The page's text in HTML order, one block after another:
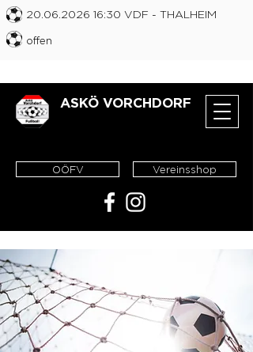
ASKÖ VORCHDORF
OÖFV Vereinsshop
20.06.2026 16:30 VDF - THALHEIM
offen